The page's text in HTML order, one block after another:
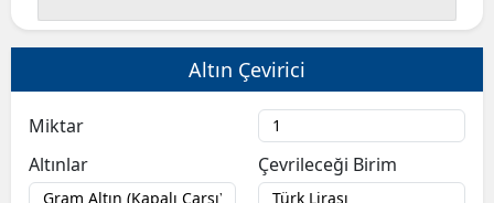
Altın Çevirici
Miktar
Altınlar
Çevrileceği Birim